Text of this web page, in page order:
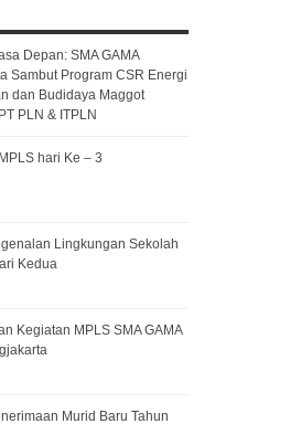
Depan: SMA GAMA
Sambut Program CSR Energi
dan Budidaya Maggot
PLN & ITPLN
hari Ke – 3
Lingkungan Sekolah
Kedua
Kegiatan MPLS SMA GAMA
Murid Baru Tahun